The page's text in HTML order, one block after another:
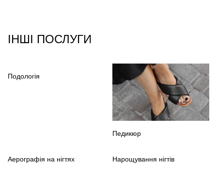
ІНШІ ПОСЛУГИ
Подологія
Педикюр
Аерографія на нігтях Нарощування нігтів